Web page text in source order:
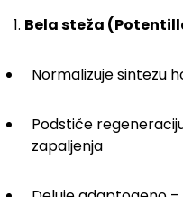
1. Bela steža
Normalizuje sintezu
Podstiče
zapaljenja